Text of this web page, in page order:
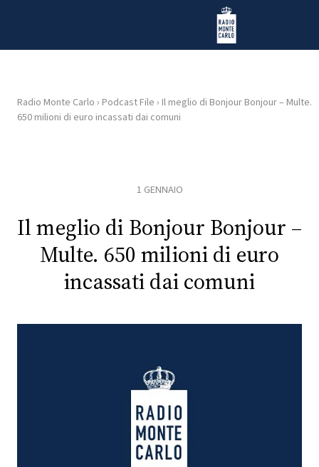
Radio Monte Carlo
HOME
RADIO
PLAYLIST
Radio Monte Carlo › Podcast File › Il meglio di Bonjour Bonjour – Multe.
650 milioni di euro incassati dai comuni
1 GENNAIO
Il meglio di Bonjour Bonjour –
Multe. 650 milioni di euro
incassati dai comuni